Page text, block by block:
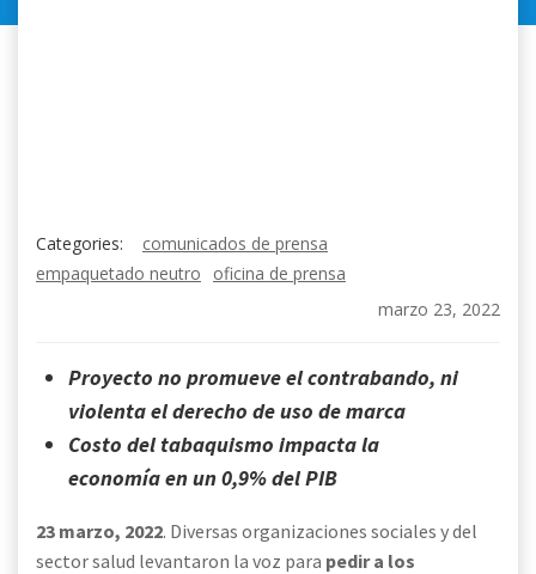
Categories:
comunicados de prensa
empaquetado neutro
oficina de prensa
marzo 23, 2022
Proyecto no promueve el contrabando, ni
violenta el derecho de uso de marca
Costo del tabaquismo impacta la
economía en un 0,9% del PIB
23 marzo, 2022. Diversas organizaciones sociales y del
sector salud levantaron la voz para pedir a los